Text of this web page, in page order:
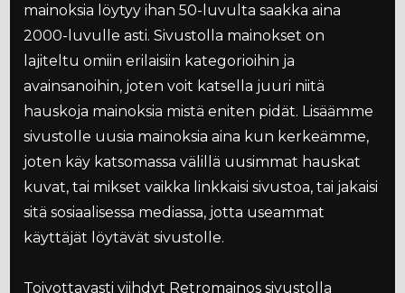
mainoksia löytyy ihan 50-luvulta saakka aina
2000-luvulle asti. Sivustolla mainokset on
lajiteltu omiin erilaisiin kategorioihin ja
avainsanoihin, joten voit katsella juuri niitä
hauskoja mainoksia mistä eniten pidät. Lisäämme
sivustolle uusia mainoksia aina kun kerkeämme,
joten käy katsomassa välillä uusimmat hauskat
kuvat, tai mikset vaikka linkkaisi sivustoa, tai jakaisi
sitä sosiaalisessa mediassa, jotta useammat
käyttäjät löytävät sivustolle.
Toivottavasti viihdyt Retromainos sivustolla